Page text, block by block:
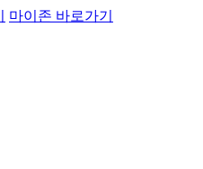
마이존 바로가기